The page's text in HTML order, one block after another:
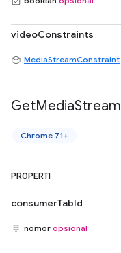
videoConstraints
MediaStreamConstraint
GetMediaStream
Chrome 71+
PROPERTI
consumerTabId
nomor opsional